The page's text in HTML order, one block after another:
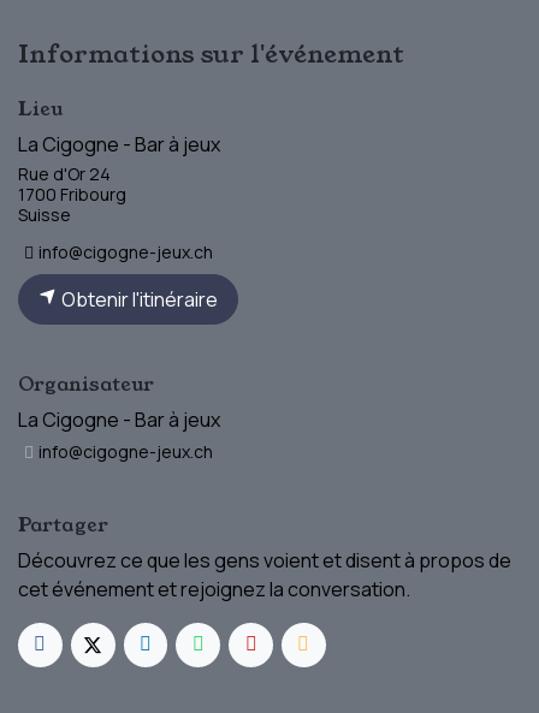
Informations sur l'événement
Lieu
La Cigogne - Bar à jeux
Rue d'Or 24
1700 Fribourg
Suisse
info@cigogne-jeux.ch
Obtenir l'itinéraire
Organisateur
La Cigogne - Bar à jeux
info@cigogne-jeux.ch
Partager
Découvrez ce que les gens voient et disent à propos de
cet événement et rejoignez la conversation.